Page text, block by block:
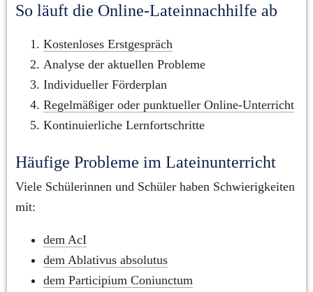
So läuft die Online-Lateinnachhilfe ab
Kostenloses Erstgespräch
Analyse der aktuellen Probleme
Individueller Förderplan
Regelmäßiger oder punktueller Online-Unterricht
Kontinuierliche Lernfortschritte
Häufige Probleme im Lateinunterricht
Viele Schülerinnen und Schüler haben Schwierigkeiten
mit:
dem AcI
dem Ablativus absolutus
dem Participium Coniunctum